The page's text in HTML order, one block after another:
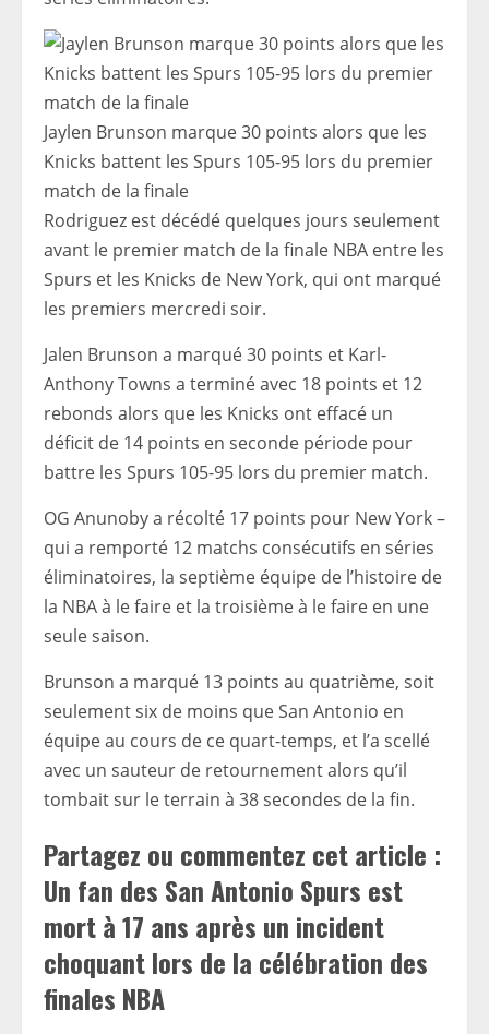
Jaylen Brunson marque 30 points alors que les
Knicks battent les Spurs 105-95 lors du premier
match de la finale
Rodriguez est décédé quelques jours seulement
avant le premier match de la finale NBA entre les
Spurs et les Knicks de New York, qui ont marqué
les premiers mercredi soir.
Jalen Brunson a marqué 30 points et Karl-
Anthony Towns a terminé avec 18 points et 12
rebonds alors que les Knicks ont effacé un
déficit de 14 points en seconde période pour
battre les Spurs 105-95 lors du premier match.
OG Anunoby a récolté 17 points pour New York –
qui a remporté 12 matchs consécutifs en séries
éliminatoires, la septième équipe de l’histoire de
la NBA à le faire et la troisième à le faire en une
seule saison.
Brunson a marqué 13 points au quatrième, soit
seulement six de moins que San Antonio en
équipe au cours de ce quart-temps, et l’a scellé
avec un sauteur de retournement alors qu’il
tombait sur le terrain à 38 secondes de la fin.
Partagez ou commentez cet article :
Un fan des San Antonio Spurs est
mort à 17 ans après un incident
choquant lors de la célébration des
finales NBA